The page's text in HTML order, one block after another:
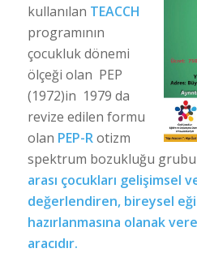
kullanılan TEACCH
programının
çocukluk dönemi
ölçeği olan PEP
(1972)in 1979 da
revize edilen formu
olan PEP-Rotizm
spektrum bozukluğu
arası çocukları gelişimsel
değerlendiren, bireysel
hazırlanmasına olanak
aracıdır.